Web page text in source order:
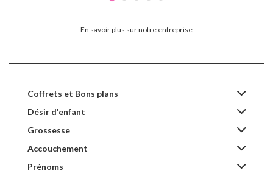
En savoir plus sur notre entreprise
Coffrets et Bons plans
Désir d'enfant
Grossesse
Accouchement
Prénoms